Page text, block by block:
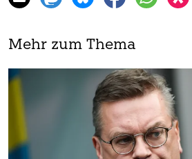
Mehr zum Thema